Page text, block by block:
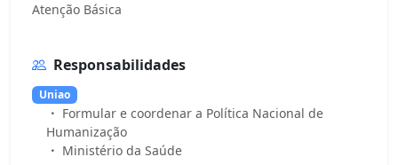
Responsabilidades
Uniao
Formular e coordenar a Política Nacional de
Humanização
Ministério da Saúde